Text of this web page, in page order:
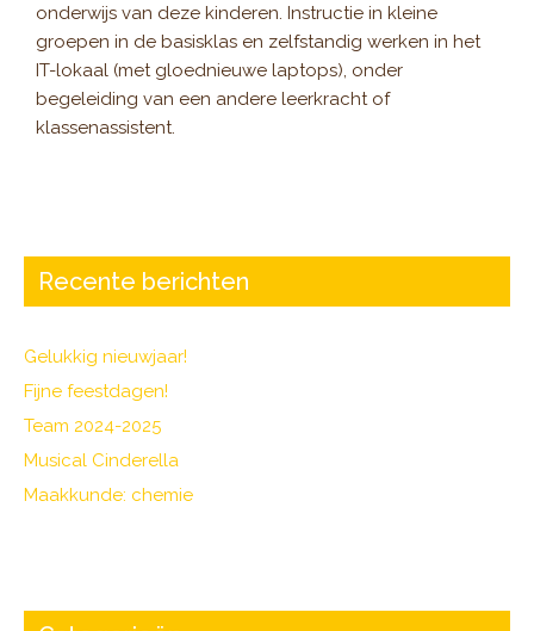
onderwijs van deze kinderen. Instructie in kleine
groepen in de basisklas en zelfstandig werken in het
IT-lokaal (met gloednieuwe laptops), onder
begeleiding van een andere leerkracht of
klassenassistent.
Recente berichten
Gelukkig nieuwjaar!
Fijne feestdagen!
Team 2024-2025
Musical Cinderella
Maakkunde: chemie